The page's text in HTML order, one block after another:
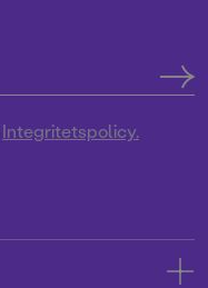
Integritetspolicy.